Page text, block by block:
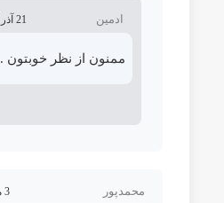
ادمین 21 آذر 1402 ساعت 14:58
ممنون از نظر خوبتون .
محمدپور 3 مرداد 1402 ساعت 12:56